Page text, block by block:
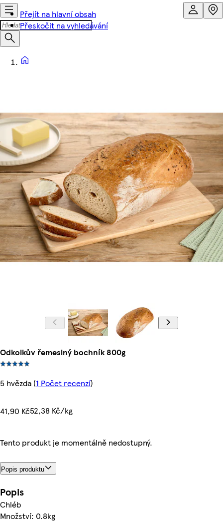
Přejít na hlavní obsah
Přeskočit na vyhledávání
Odkolkův řemeslný bochník 800g
5 hvězda (1 Počet recenzí)
41,90 Kč52,38 Kč/kg
Tento produkt je momentálně nedostupný.
Popis produktu
Popis
Chléb
Množství: 0.8kg